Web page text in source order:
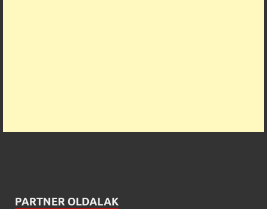
PARTNER OLDALAK